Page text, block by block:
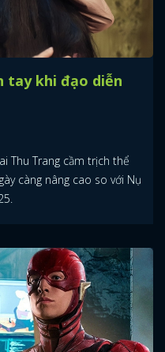
tay khi đạo diễn
Thu Trang cầm trịch thể
càng nâng cao so với Nụ